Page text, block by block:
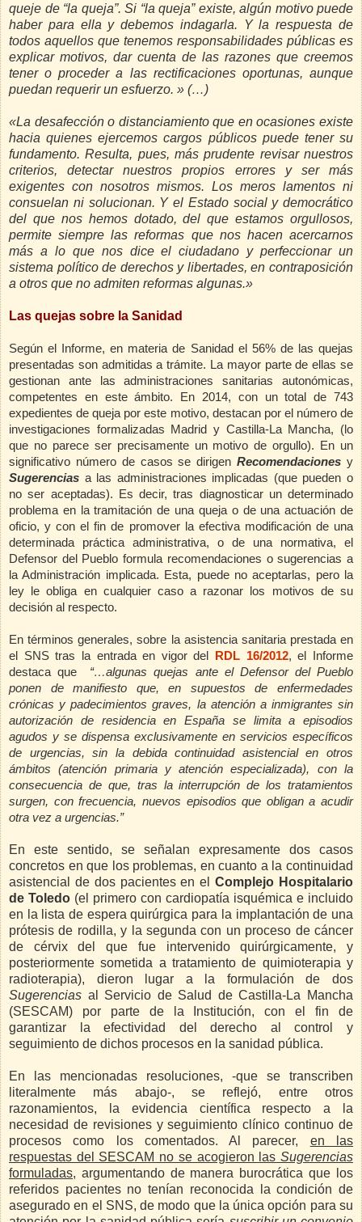
queje de “la queja”. Si “la queja” existe, algún motivo puede
haber para ella y debemos indagarla. Y la respuesta de
todos aquellos que tenemos responsabilidades públicas es
explicar motivos, dar cuenta de las razones que creemos
tener o proceder a las rectificaciones oportunas, aunque
puedan requerir un esfuerzo. » (…)
«La desafección o distanciamiento que en ocasiones existe
hacia quienes ejercemos cargos públicos puede tener su
fundamento. Resulta, pues, más prudente revisar nuestros
criterios, detectar nuestros propios errores y ser más
exigentes con nosotros mismos. Los meros lamentos ni
consuelan ni solucionan. Y el Estado social y democrático
del que nos hemos dotado, del que estamos orgullosos,
permite siempre las reformas que nos hacen acercarnos
más a lo que nos dice el ciudadano y perfeccionar un
sistema político de derechos y libertades, en contraposición
a otros que no admiten reformas algunas.»
Las quejas sobre la Sanidad
Según el Informe, en materia de Sanidad el 56% de las quejas
presentadas son admitidas a trámite. La mayor parte de ellas se
gestionan ante las administraciones sanitarias autonómicas,
competentes en este ámbito. En 2014, con un total de 743
expedientes de queja por este motivo, destacan por el número de
investigaciones formalizadas Madrid y Castilla-La Mancha, (lo
que no parece ser precisamente un motivo de orgullo). En un
significativo número de casos se dirigenRecomendaciones y
Sugerencias a las administraciones implicadas (que pueden o
no ser aceptadas).
Es decir, tras diagnosticar un determinado
problema en la tramitación de una queja o de una actuación de
oficio, y con el fin de promover la efectiva modificación de una
determinada práctica administrativa, o de una normativa, el
Defensor del Pueblo formula recomendaciones o sugerencias a
la Administración implicada. Esta, puede no aceptarlas, pero la
ley le obliga en cualquier caso a razonar los motivos de su
decisión al respecto.
En términos generales, sobre la asistencia sanitaria prestada en
el SNS tras la entrada en vigor del
RDL 16/2012, el Informe
destaca que “…algunas quejas ante el Defensor del Pueblo
ponen de manifiesto que, en supuestos de enfermedades
crónicas y padecimientos graves, la atención a inmigrantes sin
autorización de residencia en España se limita a episodios
agudos y se dispensa exclusivamente en servicios específicos
de urgencias, sin la debida continuidad asistencial en otros
ámbitos (atención primaria y atención especializada), con la
consecuencia de que, tras la interrupción de los tratamientos
surgen, con frecuencia, nuevos episodios que obligan a acudir
otra vez a urgencias.”
En este sentido, se señalan expresamente dos casos
concretos en que los problemas, en cuanto a la continuidad
asistencial de dos pacientes en elComplejo Hospitalario
de Toledo (el primero con cardiopatía isquémica e incluido
en la lista de espera quirúrgica para la implantación de una
prótesis de rodilla, y la segunda con un proceso de cáncer
de cérvix del que fue intervenido quirúrgicamente, y
posteriormente sometida a tratamiento de quimioterapia y
radioterapia), dieron lugar a la formulación de dos
Sugerencias al Servicio de Salud de Castilla-La Mancha
(SESCAM) por parte de la Institución, con el fin de
garantizar la efectividad del derecho al control y
seguimiento de dichos procesos en la sanidad pública.
En las mencionadas resoluciones, -que se transcriben
literalmente más abajo-, se reflejó, entre otros
razonamientos, la evidencia científica respecto a la
necesidad de revisiones y seguimiento clínico continuo de
procesos como los comentados. Al parecer, en las
respuestas del SESCAM no se acogieron las Sugerencias
formuladas, argumentando de manera burocrática que los
referidos pacientes no tenían reconocida la condición de
asegurado en el SNS, de modo que la única opción para su